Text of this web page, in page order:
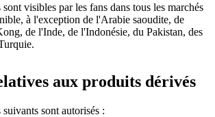
visibles par les fans dans tous les marchés
à l'exception de l'Arabie saoudite, de
de l'Inde, de l'Indonésie, du Pakistan, des
aux produits dérivés
sont autorisés :